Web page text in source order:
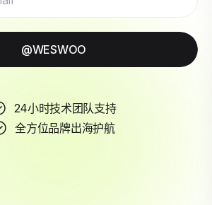
@WESWOO
24小时技术团队支持
全方位品牌出海护航